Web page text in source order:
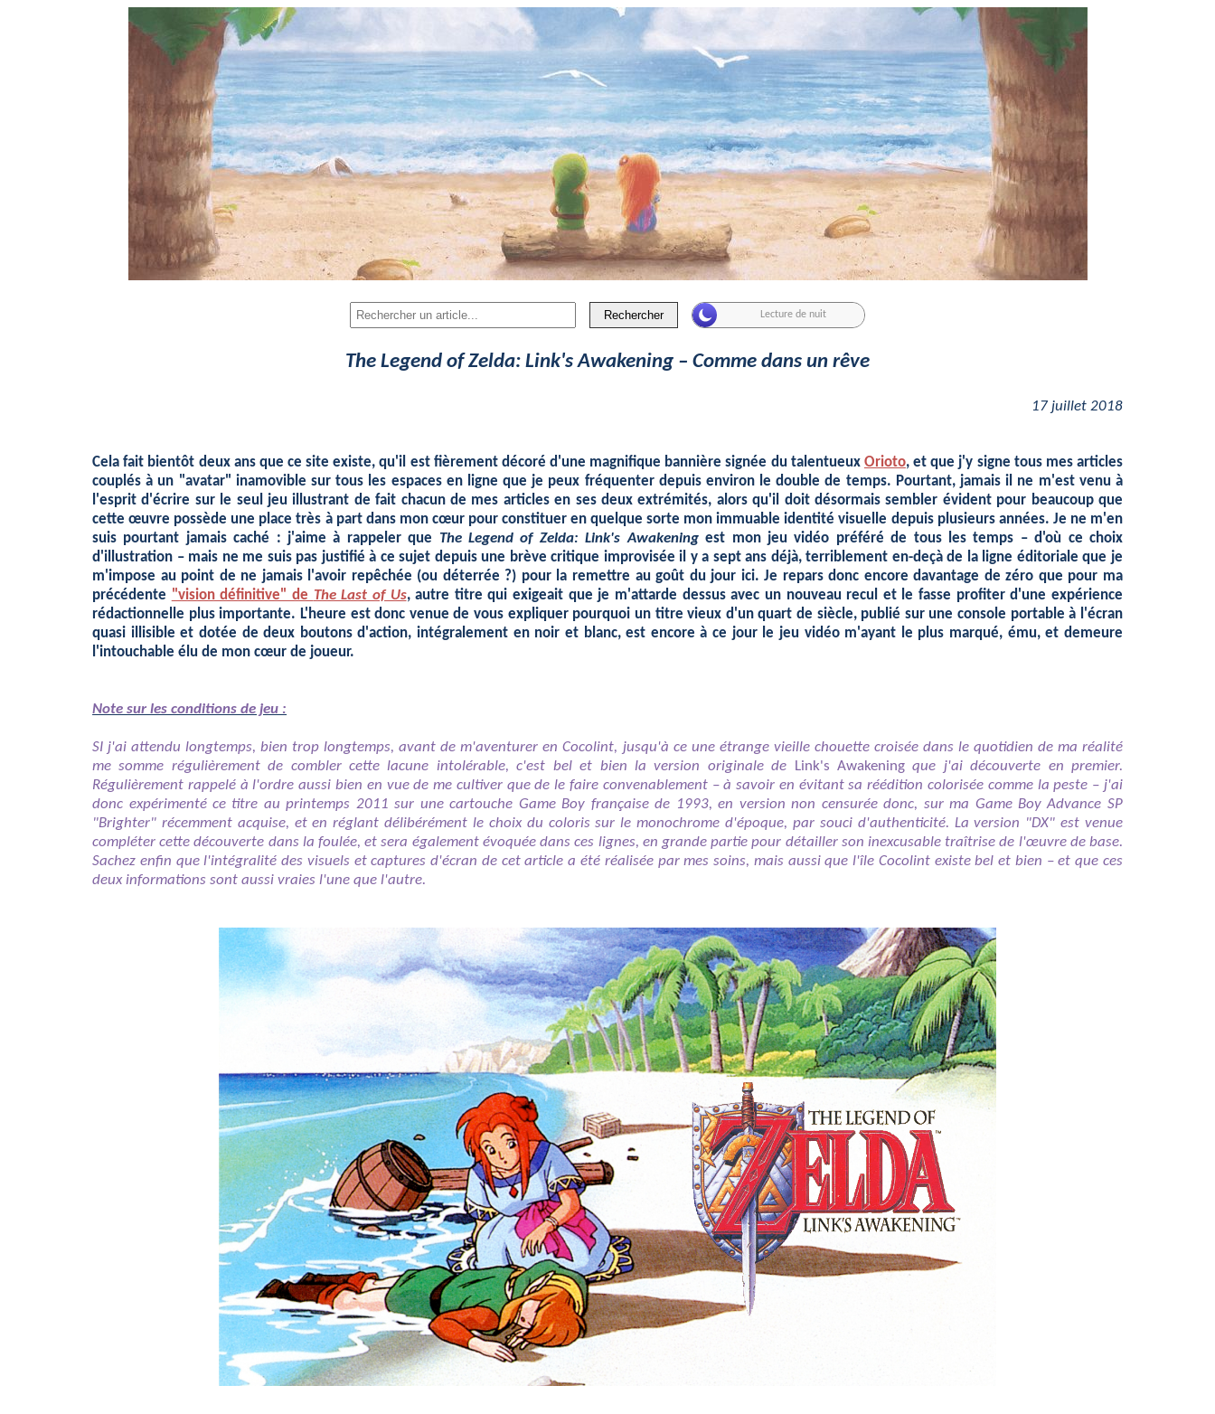
Rechercher
The Legend of Zelda: Link's Awakening – Comme dans un rêve
17 juillet 2018
Cela fait bientôt deux ans que ce site existe, qu'il est fièrement décoré d'une magnifique bannière signée du talentueux Orioto, et que j'y signe tous mes articles
couplés à un "avatar" inamovible sur tous les espaces en ligne que je peux fréquenter depuis environ le double de temps. Pourtant, jamais il ne m'est venu à
l'esprit d'écrire sur le seul jeu illustrant de fait chacun de mes articles en ses deux extrémités, alors qu'il doit désormais sembler évident pour beaucoup que
cette œuvre possède une place très à part dans mon cœur pour constituer en quelque sorte mon immuable identité visuelle depuis plusieurs années. Je ne m'en
suis pourtant jamais caché : j'aime à rappeler que The Legend of Zelda: Link's Awakeningest mon jeu vidéo préféré de tous les temps – d'où ce choix
d'illustration – mais ne me suis pas justifié à ce sujet depuis une brève critique improvisée il y a sept ans déjà, terriblement en-deçà de la ligne éditoriale que je
m'impose au point de ne jamais l'avoir repêchée (ou déterrée ?) pour la remettre au goût du jour ici. Je repars donc encore davantage de zéro que pour ma
précédente "vision définitive" de The Last of Us, autre titre qui exigeait que je m'attarde dessus avec un nouveau recul et le fasse profiter d'une expérience
rédactionnelle plus importante. L'heure est donc venue de vous expliquer pourquoi un titre vieux d'un quart de siècle, publié sur une console portable à l'écran
quasi illisible et dotée de deux boutons d'action, intégralement en noir et blanc, est encore à ce jour le jeu vidéo m'ayant le plus marqué, ému, et demeure
l'intouchable élu de mon cœur de joueur.
Note sur les conditions de jeu :
SI j'ai attendu longtemps, bien trop longtemps, avant de m'aventurer en Cocolint, jusqu'à ce une étrange vieille chouette croisée dans le quotidien de ma réalité
me somme régulièrement de combler cette lacune intolérable, c'est bel et bien la version originale de Link's Awakeningque j'ai découverte en premier.
Régulièrement rappelé à l'ordre aussi bien en vue de me cultiver que de le faire convenablement – à savoir en évitant sa réédition colorisée comme la peste – j'ai
donc expérimenté ce titre au printemps 2011 sur une cartouche Game Boy française de 1993, en version non censurée donc, sur ma Game Boy Advance SP
"Brighter" récemment acquise, et en réglant délibérément le choix du coloris sur le monochrome d'époque, par souci d'authenticité. La version "DX" est venue
compléter cette découverte dans la foulée, et sera également évoquée dans ces lignes, en grande partie pour détailler son inexcusable traîtrise de l'œuvre de base.
Sachez enfin que l'intégralité des visuels et captures d'écran de cet article a été réalisée par mes soins, mais aussi que l'île Cocolint existe bel et bien – et que ces
deux informations sont aussi vraies l'une que l'autre.